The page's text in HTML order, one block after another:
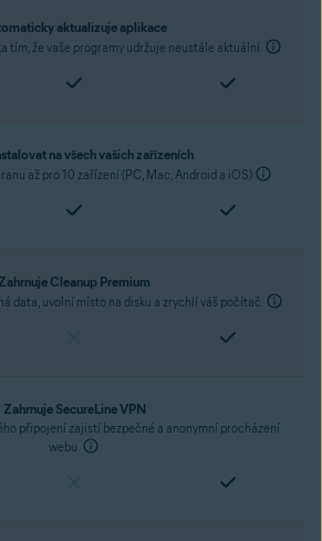
aktualizuje aplikace
tím, že vaše programy udržuje neustále aktuální.
na všech vašich zařízeních
až pro 10 zařízení (PC, Mac, Android a iOS)
Zahrnuje Cleanup Premium
data, uvolní místo na disku a zrychlí váš počítač.
Zahrnuje SecureLine VPN
připojení zajistí bezpečné a anonymní procházení
webu.